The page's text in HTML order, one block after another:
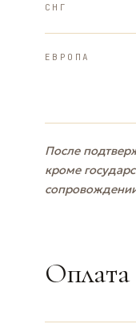
СНГ
ЕВРОПА
После
кроме
Оплата